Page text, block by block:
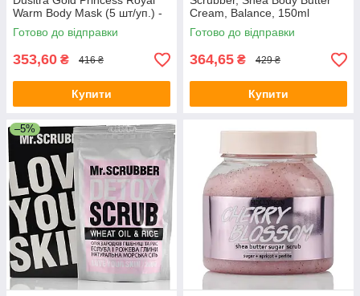
Warm Body Mask (5 шт/уп.) -
патчі для тіла зігріваючі
Готово до відправки
353,60 ₴ 416 ₴
Купити
Cream, Balance, 150ml
Готово до відправки
364,65 ₴ 429 ₴
Купити
–5%